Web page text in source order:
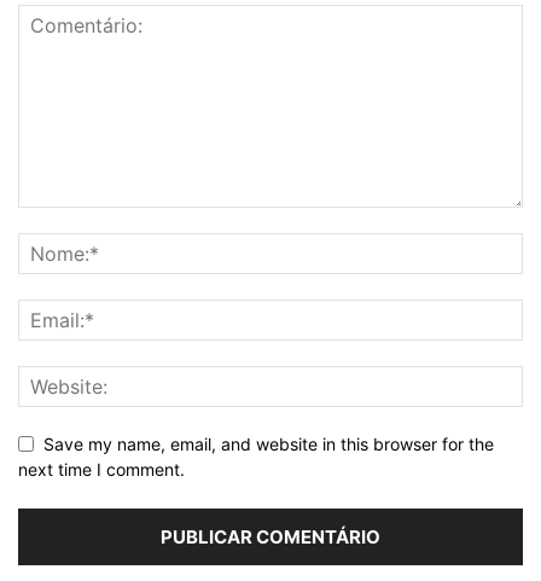
Save my name, email, and website in this browser for the
next time I comment.